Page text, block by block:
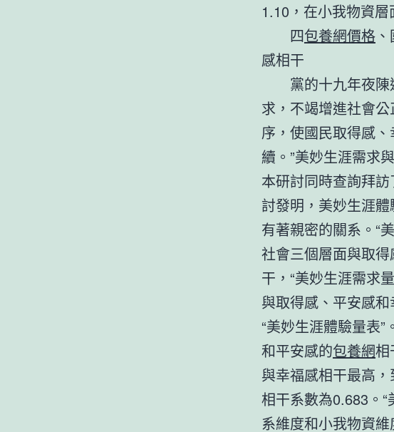
1.10，在小我物資
四包養網價格
感相干
黨的十九年夜陳
求，不竭增進社會
序，使國民取得感
續。”美妙生涯需求
本研討同時查詢拜
討發明，美妙生涯
有著親密的關系。“
社會三個層面與取
干，“美妙生涯需求
與取得感、平安感
“美妙生涯體驗量表
和平安感的包養網相
與幸福感相干最高
相干系數為0.683。
系維度和小我物資